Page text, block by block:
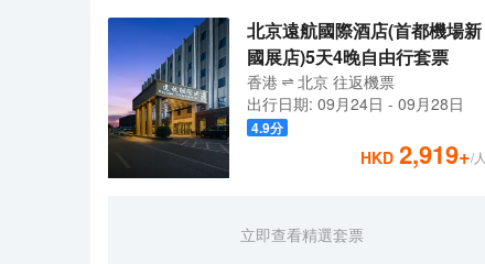
北京遠航國際酒店(首都機場新
國展店)5天4晚自由行套票
香港 北京 往返機票
出行日期: 09月24日 - 09月28日
4.9分
HKD 2,919+/人
立即查看精選套票